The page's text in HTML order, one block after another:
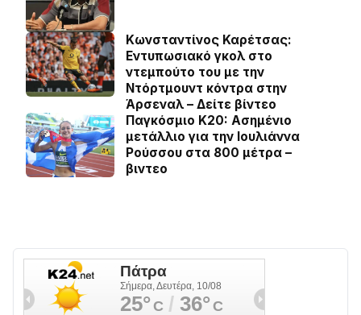
Κωνσταντίνος Καρέτσας:
Εντυπωσιακό γκολ στο
ντεμπούτο του με την
Ντόρτμουντ κόντρα στην
Άρσεναλ – Δείτε βίντεο
Παγκόσμιο Κ20: Ασημένιο
μετάλλιο για την Ιουλιάννα
Ρούσσου στα 800 μέτρα –
βιντεο